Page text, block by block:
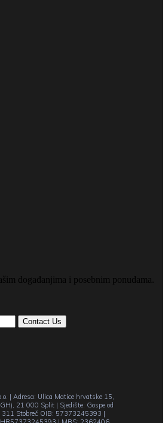
događanjima i posebnim ponudama.
| Adresa: Ulica Matice hrvatske 15,
21 000 Split | Sjedište: Gospe od
Stobreč OIB: 57373245393 |